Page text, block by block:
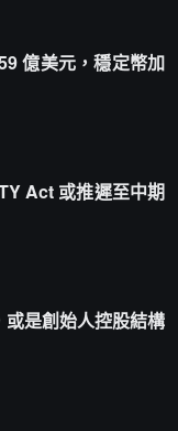
億美元，穩定幣加
Act 或推遲至中期
是創始人控股結構